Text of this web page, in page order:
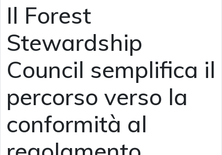
Il Forest
Stewardship
Council semplifica il
percorso verso la
conformità al